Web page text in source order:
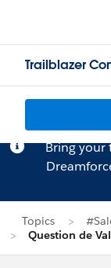
Trailblazer
Bring your
Topics
Question de